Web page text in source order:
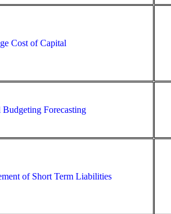
Cost of Capital
Budgeting Forecasting
of Short Term Liabilities